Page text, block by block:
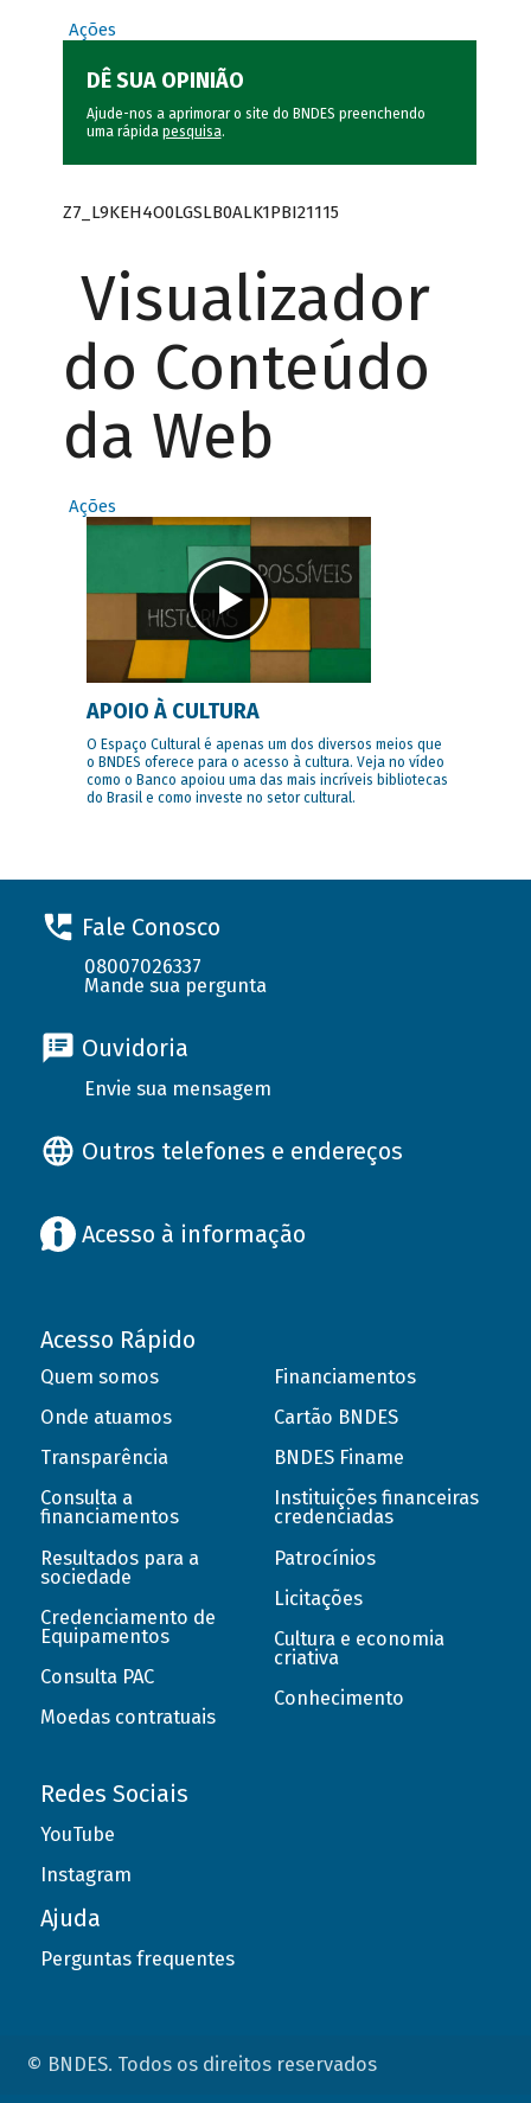
Ações
DÊ SUA OPINIÃO
Ajude-nos a aprimorar o site do BNDES preenchendo
uma rápida pesquisa.
Z7_L9KEH4O0LGSLB0ALK1PBI21115
Visualizador
do Conteúdo
da Web
Ações
APOIO À CULTURA
O Espaço Cultural é apenas um dos diversos meios que
o BNDES oferece para o acesso à cultura. Veja no vídeo
como o Banco apoiou uma das mais incríveis bibliotecas
do Brasil e como investe no setor cultural.
Fale Conosco
08007026337
Mande sua pergunta
Ouvidoria
Envie sua mensagem
Outros telefones e endereços
Acesso à informação
Acesso Rápido
Quem somos
Onde atuamos
Transparência
Consulta a
financiamentos
Resultados para a
sociedade
Credenciamento de
Equipamentos
Consulta PAC
Moedas contratuais
Financiamentos
Cartão BNDES
BNDES Finame
Instituições financeiras
credenciadas
Patrocínios
Licitações
Cultura e economia
criativa
Conhecimento
Redes Sociais
YouTube
Instagram
Ajuda
Perguntas frequentes
© BNDES. Todos os direitos reservados